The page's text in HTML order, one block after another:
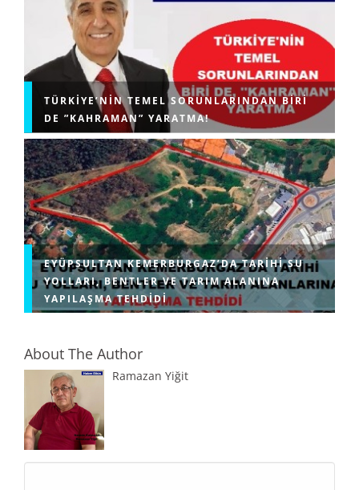
TÜRKIYE’NIN TEMEL SORUNLARINDAN BIRI
DE ”KAHRAMAN” YARATMA!
EYÜPSULTAN KEMERBURGAZ’DA TARIHI SU
YOLLARI, BENTLER VE TARIM ALANINA
YAPILAŞMA TEHDIDI
About The Author
Ramazan Yiğit